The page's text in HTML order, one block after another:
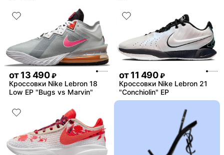
от13 490 ₽
Кроссовки Nike Lebron 18
Low EP "Bugs vs Marvin"
от11 490 ₽
Кроссовки Nike Lebron 21
"Conchiolin" EP